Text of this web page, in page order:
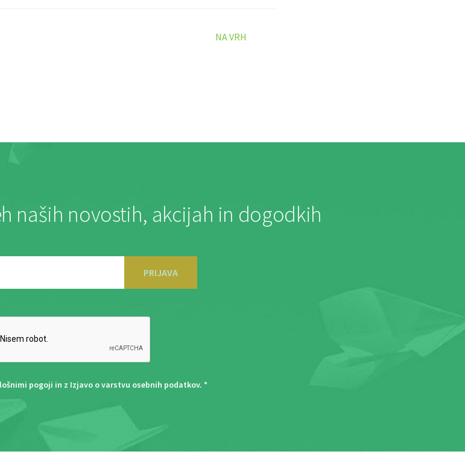
NA VRH
naših novostih, akcijah in dogodkih
PRIJAVA
pogoji in z Izjavo o varstvu osebnih podatkov. *